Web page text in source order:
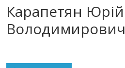
Карапетян Юрій
Володимирович